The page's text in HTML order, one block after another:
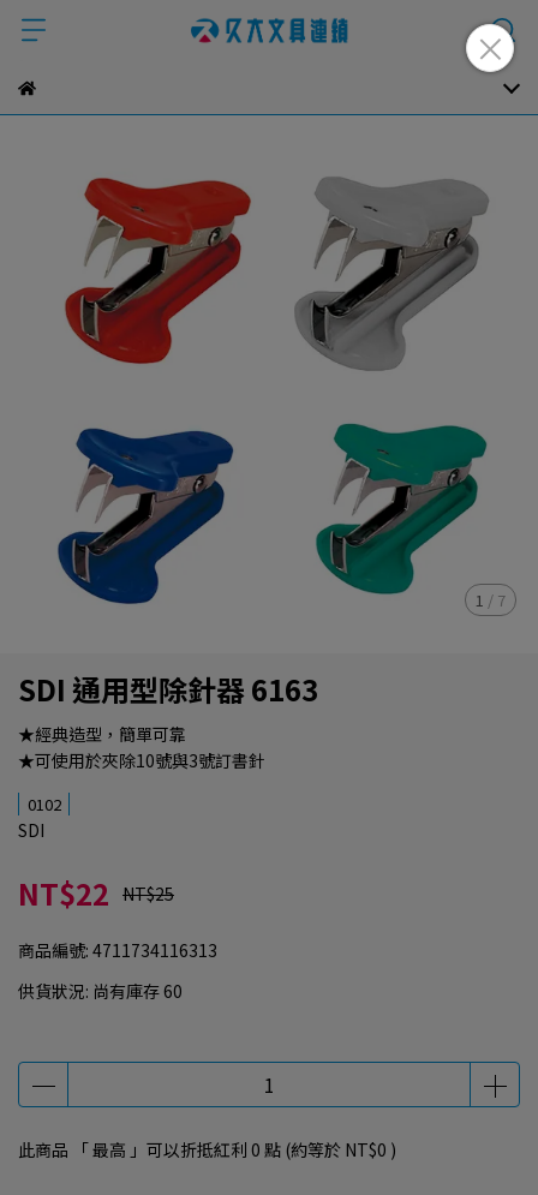
1 / 7
SDI 通用型除針器 6163
★經典造型，簡單可靠
★可使用於夾除10號與3號訂書針
0102
SDI
NT$22 NT$25
商品編號: 4711734116313
供貨狀況: 尚有庫存 60
此商品 「 最高 」可以折抵紅利 0 點 (約等於 NT$0 )